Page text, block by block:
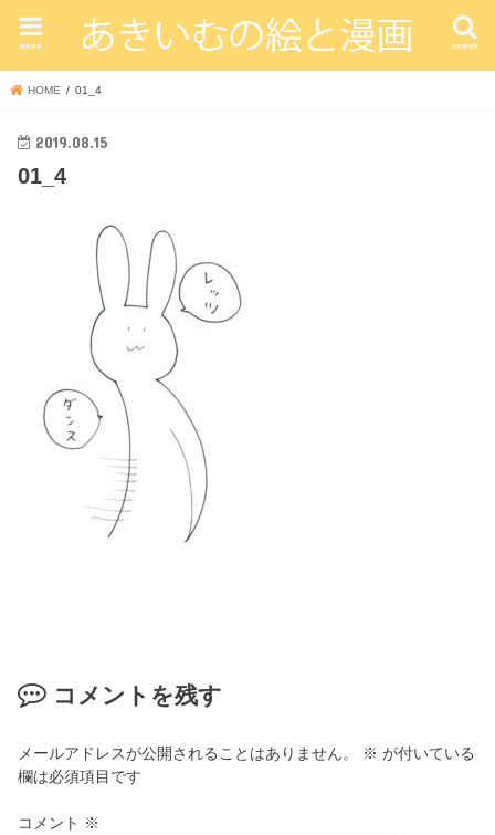
search
menu
HOME 01_4
2019.08.15
01_4
コメントを残す
メールアドレスが公開されることはありません。 ※ が付いている
欄は必須項目です
コメント ※